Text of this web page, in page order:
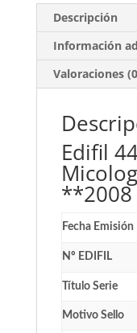
Descripción
Información
Valoraciones
Edifil
**2008
Fecha Emisión
Nº EDIFIL
Título Serie
Motivo Sello